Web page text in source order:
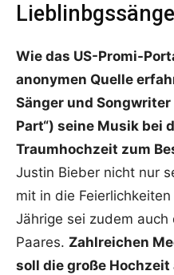
Wie das US-Promi-
anonymen Quelle
Sänger und Songwriter
Part“) seine Musik bei
Traumhochzeit zum
Justin Bieber nicht nur
mit in die
Jährige sei zudem
Paares. Zahlreichen
soll die große